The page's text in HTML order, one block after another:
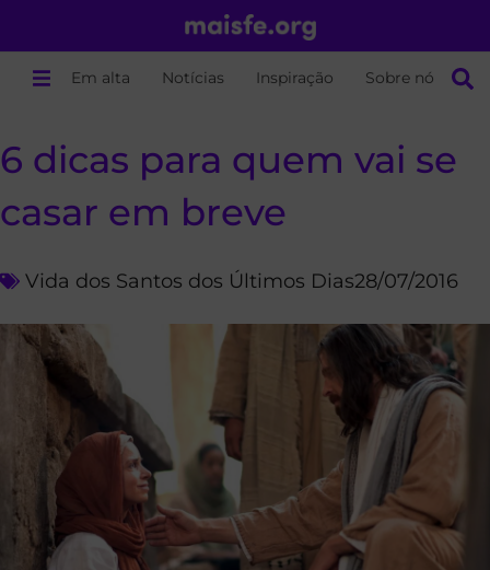
Em alta Notícias Inspiração Sobre nós
6 dicas para quem vai se
casar em breve
Vida dos Santos dos Últimos Dias28/07/2016